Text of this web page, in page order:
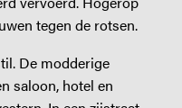
tegen de rotsen.
De modderige
saloon, hotel en